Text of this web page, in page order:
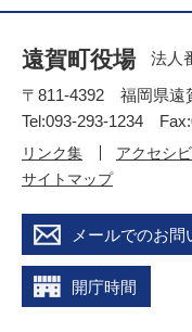
遠賀町役場
法人
〒811-4392 福岡県遠
Tel:093-293-1234
リンク集 アクセシ
サイトマップ
メールでのお問
開庁時間